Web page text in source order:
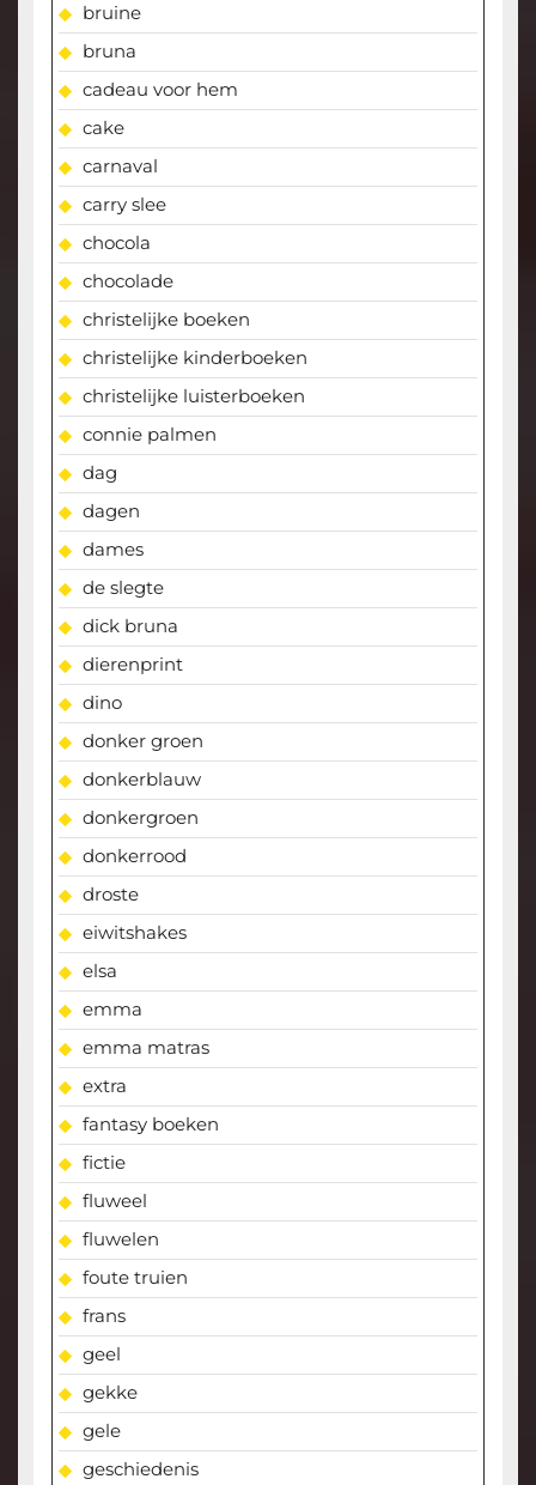
bruine
bruna
cadeau voor hem
cake
carnaval
carry slee
chocola
chocolade
christelijke boeken
christelijke kinderboeken
christelijke luisterboeken
connie palmen
dag
dagen
dames
de slegte
dick bruna
dierenprint
dino
donker groen
donkerblauw
donkergroen
donkerrood
droste
eiwitshakes
elsa
emma
emma matras
extra
fantasy boeken
fictie
fluweel
fluwelen
foute truien
frans
geel
gekke
gele
geschiedenis